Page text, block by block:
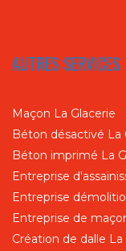
AUTRES SERVICES
Maçon La Glacerie
Béton désactivé La
Béton imprimé La
Entreprise
Entreprise
Entreprise de
Création de dalle La